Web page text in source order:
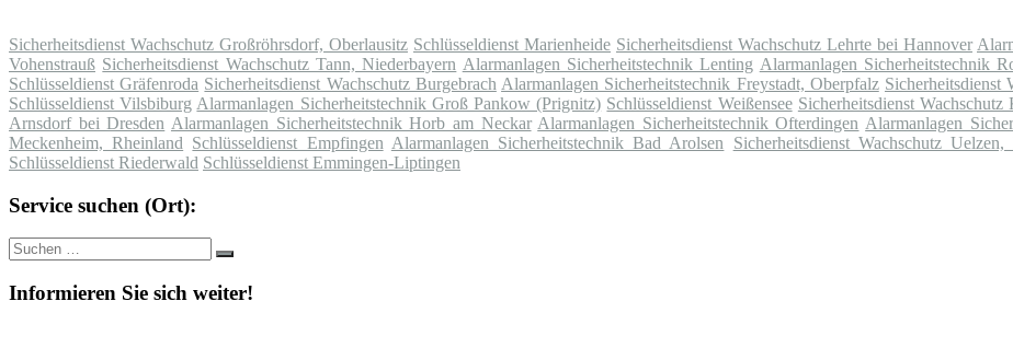
Sicherheitsdienst Wachschutz Großröhrsdorf, Oberlausitz Schlüsseldienst Marienheide Sicherheitsdienst Wachschutz Lehrte bei Hannover
Vohenstrauß Sicherheitsdienst Wachschutz Tann, Niederbayern Alarmanlagen Sicherheitstechnik Lenting Alarmanlagen Sicherheitstechnik
Schlüsseldienst Gräfenroda Sicherheitsdienst Wachschutz Burgebrach Alarmanlagen Sicherheitstechnik Freystadt, Oberpfalz Sicherheitsdienst
Schlüsseldienst Vilsbiburg Alarmanlagen Sicherheitstechnik Groß Pankow (Prignitz) Schlüsseldienst Weißensee Sicherheitsdienst Wachschutz
Arnsdorf bei Dresden Alarmanlagen Sicherheitstechnik Horb am Neckar Alarmanlagen Sicherheitstechnik Ofterdingen Alarmanlagen
Meckenheim, Rheinland Schlüsseldienst Empfingen Alarmanlagen Sicherheitstechnik Bad Arolsen Sicherheitsdienst Wachschutz
Schlüsseldienst Riederwald Schlüsseldienst Emmingen-Liptingen
Service suchen (Ort):
Suche
nach:
Suchen
Informieren Sie sich weiter!